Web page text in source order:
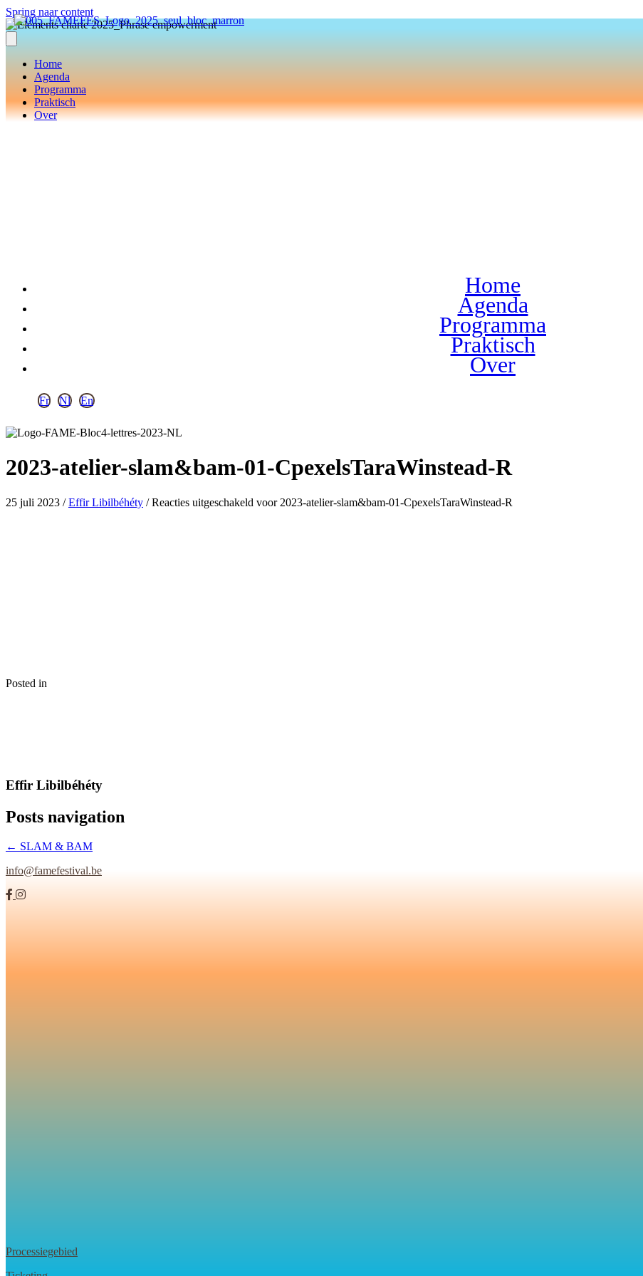
Spring naar content
Home
Agenda
Programma
Praktisch
Over
Home
Agenda
Programma
Praktisch
Over
Fr Nl En
2023-atelier-slam&bam-01-CpexelsTaraWinstead-R
25 juli 2023 /Effir Libilbéhéty /Reacties uitgeschakeld voor 2023-atelier-slam&bam-01-CpexelsTaraWinstead-R
Posted in
Effir Libilbéhéty
Posts navigation
← SLAM & BAM
info@famefestival.be
Processiegebied